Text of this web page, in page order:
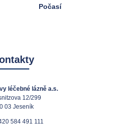
Počasí
léčebné lázně a.s.
12/299
03 Jeseník
584 491 111